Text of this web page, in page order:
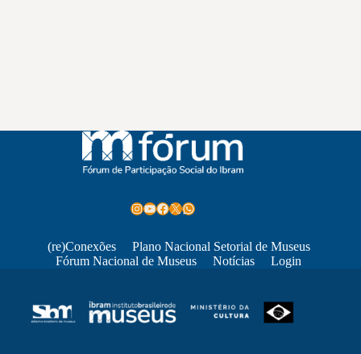
Instagram
Youtube
Facebook
X WhatsApp
(re)Conexões
Plano Nacional Setorial de Museus
Fórum Nacional de Museus
Notícias Login